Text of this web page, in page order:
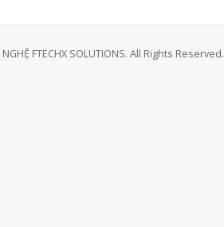
FTECHX SOLUTIONS. All Rights Reserved.